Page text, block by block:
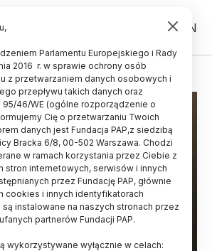
PL EN
Parlamentu Europejskiego i Rady
2016 r. w sprawie ochrony osób
z przetwarzaniem danych osobowych i
przepływu takich danych oraz
46/WE (ogólne rozporządzenie o
Cię o przetwarzaniu Twoich
danych jest Fundacja PAP,z siedzibą
Bracka 6/8, 00-502 Warszawa. Chodzi
w ramach korzystania przez Ciebie z
stron internetowych, serwisów i innych
przez Fundację PAP, głównie
cookies i innych identyfikatorach
instalowane na naszych stronach przez
partnerów Fundacji PAP.
wykorzystywane wyłącznie w celach: